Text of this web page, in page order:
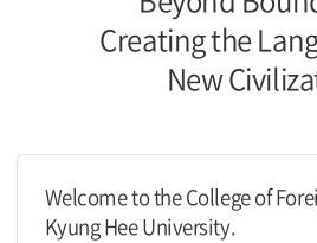
Creating the
New
Welcome to the College of
Kyung Hee University.